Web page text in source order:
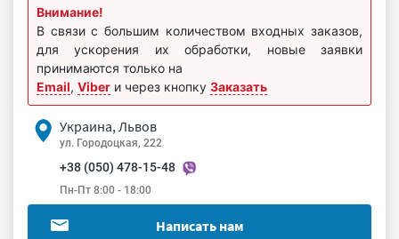
Внимание!
В связи с большим количеством входных заказов,
для ускорения их обработки, новые заявки
принимаются только на
Email, Viber и через кнопку Заказать
Украина, Львов
ул. Городоцкая, 222
+38 (050) 478-15-48
Пн-Пт 8:00 - 18:00
Написать нам